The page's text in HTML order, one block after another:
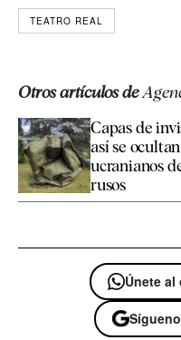
TEATRO REAL
Otros artículos de
Capas de
así se
ucranianos
rusos
Únete al